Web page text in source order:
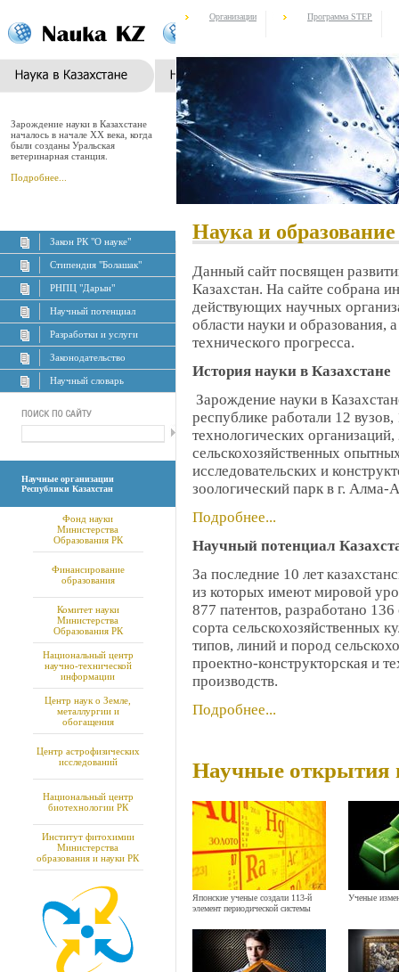
Зарождение науки в Казахстане
началось в начале XX века, когда
были созданы Уральская
ветеринарная станция.
Подробнее...
Закон РК "О науке"
Стипендия "Болашак"
РНПЦ "Дарын"
Научный потенциал
Разработки и услуги
Законодательство
Научный словарь
Научные организации
Республики Казахстан
Фонд науки
Министерства
Образования РК
Финансирование
образования
Комитет науки
Министерства
Образования РК
Национальный центр
научно-технической
информации
Центр наук о Земле,
металлургии и
обогащения
Центр астрофизических
исследований
Национальный центр
биотехнологии РК
Институт фитохимии
Министерства
образования и науки РК
Организации Программа STEP
Наука и
Данный сайт посвящен
Казахстан. На сайте собрана
действующих научных
области науки и образования,
технического прогресса.
История науки в Казахстане
Зарождение науки в
республике работали 12
технологических
сельскохозяйственных
исследовательских и
зоологический парк в г. Алма-
Подробнее...
Научный потенциал
За последние 10 лет
из которых имеют мировой
877 патентов, разработано
сорта сельскохозяйственных
типов, линий и пород
проектно-конструкторская и
производств.
Подробнее...
Научные открытия
Японские ученые создали 113-й
элемент периодической системы
Ученые